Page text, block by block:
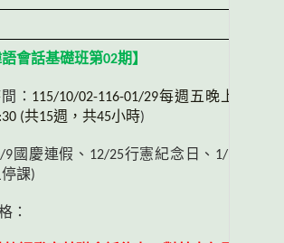
語會話基礎班第02期】
： 115/10/02-116-01/29每週五晚上
(共15週，共45小時)
9 國慶連假、 12/25行憲紀念日、 1/1
課)
：